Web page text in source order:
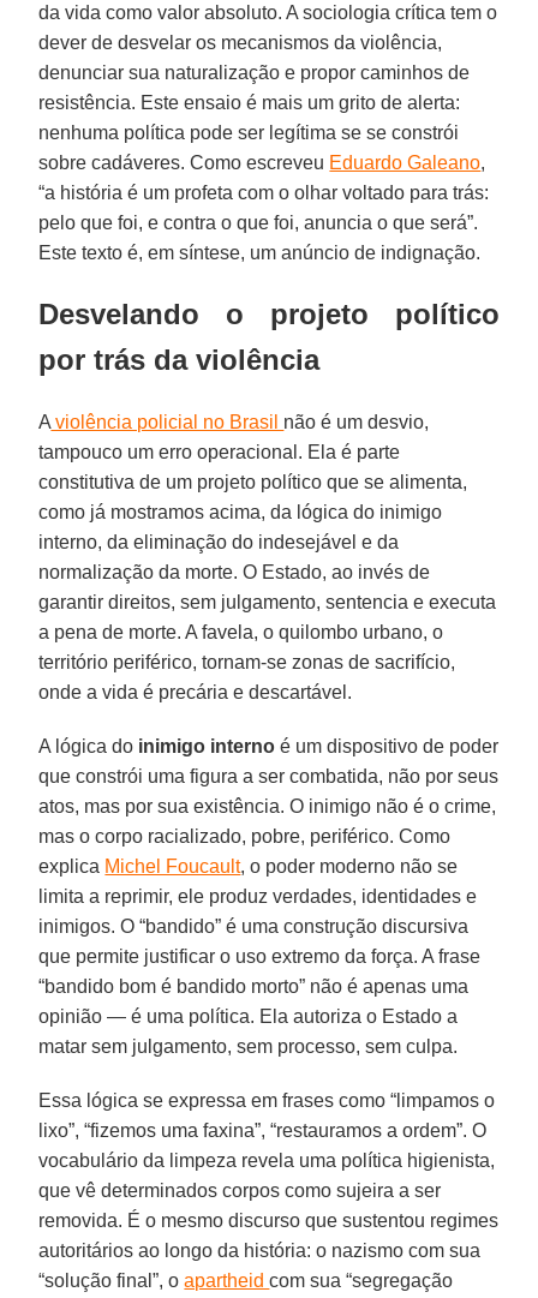
da vida como valor absoluto. A sociologia crítica tem o
dever de desvelar os mecanismos da violência,
denunciar sua naturalização e propor caminhos de
resistência. Este ensaio é mais um grito de alerta:
nenhuma política pode ser legítima se se constrói
sobre cadáveres. Como escreveu Eduardo Galeano,
“a história é um profeta com o olhar voltado para trás:
pelo que foi, e contra o que foi, anuncia o que será”.
Este texto é, em síntese, um anúncio de indignação.
Desvelando o projeto político
por trás da violência
A violência policial no Brasil não é um desvio,
tampouco um erro operacional. Ela é parte
constitutiva de um projeto político que se alimenta,
como já mostramos acima, da lógica do inimigo
interno, da eliminação do indesejável e da
normalização da morte. O Estado, ao invés de
garantir direitos, sem julgamento, sentencia e executa
a pena de morte. A favela, o quilombo urbano, o
território periférico, tornam-se zonas de sacrifício,
onde a vida é precária e descartável.
A lógica do inimigo interno é um dispositivo de poder
que constrói uma figura a ser combatida, não por seus
atos, mas por sua existência. O inimigo não é o crime,
mas o corpo racializado, pobre, periférico. Como
explica Michel Foucault, o poder moderno não se
limita a reprimir, ele produz verdades, identidades e
inimigos. O “bandido” é uma construção discursiva
que permite justificar o uso extremo da força. A frase
“bandido bom é bandido morto” não é apenas uma
opinião — é uma política. Ela autoriza o Estado a
matar sem julgamento, sem processo, sem culpa.
Essa lógica se expressa em frases como “limpamos o
lixo”, “fizemos uma faxina”, “restauramos a ordem”. O
vocabulário da limpeza revela uma política higienista,
que vê determinados corpos como sujeira a ser
removida. É o mesmo discurso que sustentou regimes
autoritários ao longo da história: o nazismo com sua
“solução final”, oapartheidcom sua “segregação